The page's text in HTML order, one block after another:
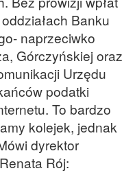
Banku
naprzeciwko
Górczyńskiej oraz
Urzędu
podatki
To bardzo
kolejek, jednak
dyrektor
Rój: